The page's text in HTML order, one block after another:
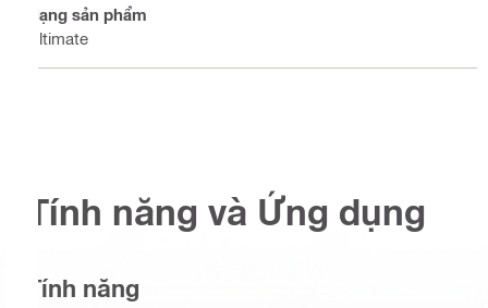
Hạng sản phẩm
Ultimate
Tính năng và Ứng dụng
Tính năng